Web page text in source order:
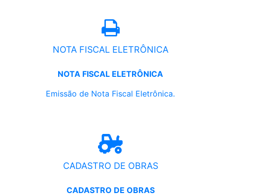
NOTA FISCAL ELETRÔNICA
NOTA FISCAL ELETRÔNICA
Emissão de Nota Fiscal Eletrônica.
CADASTRO DE OBRAS
CADASTRO DE OBRAS